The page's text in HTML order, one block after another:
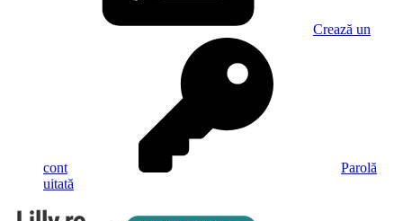
Crează un
cont
Parolă
uitată